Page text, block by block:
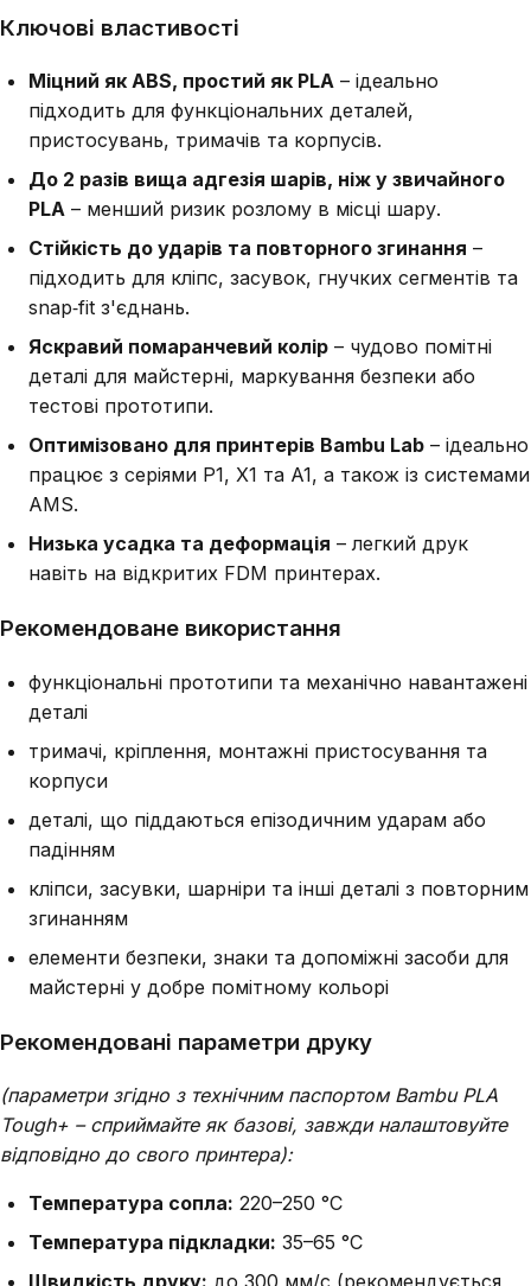
Ключові властивості
Міцний як ABS, простий як PLA – ідеально
підходить для функціональних деталей,
пристосувань, тримачів та корпусів.
До 2 разів вища адгезія шарів, ніж у звичайного
PLA – менший ризик розлому в місці шару.
Стійкість до ударів та повторного згинання –
підходить для кліпс, засувок, гнучких сегментів та
snap‑fit з'єднань.
Яскравий помаранчевий колір – чудово помітні
деталі для майстерні, маркування безпеки або
тестові прототипи.
Оптимізовано для принтерів Bambu Lab – ідеально
працює з серіями P1, X1 та A1, а також із системами
AMS.
Низька усадка та деформація – легкий друк
навіть на відкритих FDM принтерах.
Рекомендоване використання
функціональні прототипи та механічно навантажені
деталі
тримачі, кріплення, монтажні пристосування та
корпуси
деталі, що піддаються епізодичним ударам або
падінням
кліпси, засувки, шарніри та інші деталі з повторним
згинанням
елементи безпеки, знаки та допоміжні засоби для
майстерні у добре помітному кольорі
Рекомендовані параметри друку
(параметри згідно з технічним паспортом Bambu PLA
Tough+ – сприймайте як базові, завжди налаштовуйте
відповідно до свого принтера):
Температура сопла: 220–250 °C
Температура підкладки: 35–65 °C